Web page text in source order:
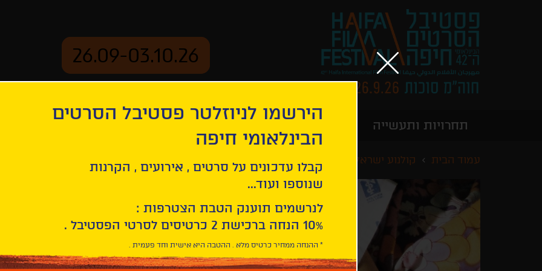
26.09-03.10.26
תחרויות ותעשייה
עמוד הבית קולנוע ישראלי - הקרנות מיוחדות מדוזות + חתונה בירושלים
הירשמו לניוזלטר פסטיבל הסרטים
הבינלאומי חיפה
קבלו עדכונים על סרטים , אירועים , הקרנות
שנוספו ועוד...
לנרשמים תוענק הטבת הצטרפות :
10% הנחה ברכישת 2 כרטיסים לסרטי הפסטיבל .
* ההנחה ממחיר כרטיס מלא . ההטבה היא אישית וחד פעמית .